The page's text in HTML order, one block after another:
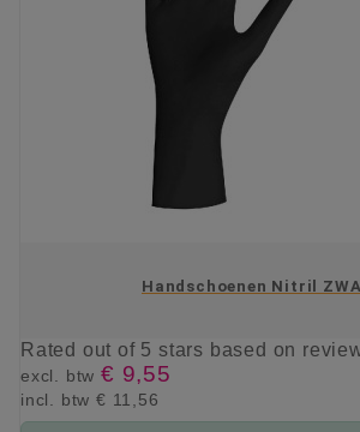
Handschoenen Nitril
Rated out of 5 stars based on
excl. btw € 9,55
incl. btw € 11,56